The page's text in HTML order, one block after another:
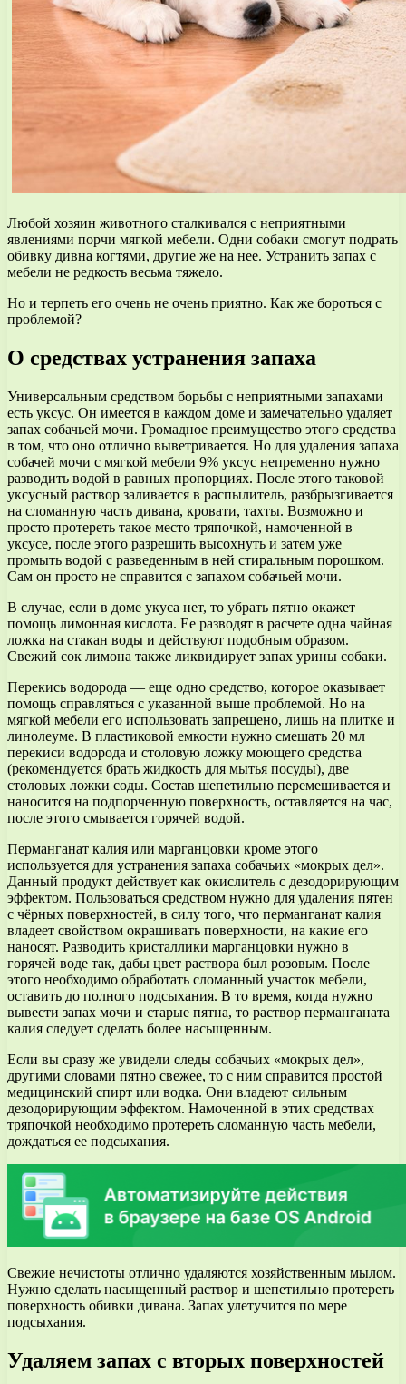
Любой хозяин животного сталкивался с неприятными
явлениями порчи мягкой мебели. Одни собаки смогут подрать
обивку дивна когтями, другие же на нее. Устранить запах с
мебели не редкость весьма тяжело.
Но и терпеть его очень не очень приятно. Как же бороться с
проблемой?
О средствах устранения запаха
Универсальным средством борьбы с неприятными запахами
есть уксус. Он имеется в каждом доме и замечательно удаляет
запах собачьей мочи. Громадное преимущество этого средства
в том, что оно отлично выветривается. Но для удаления запаха
собачей мочи с мягкой мебели 9% уксус непременно нужно
разводить водой в равных пропорциях. После этого таковой
уксусный раствор заливается в распылитель, разбрызгивается
на сломанную часть дивана, кровати, тахты. Возможно и
просто протереть такое место тряпочкой, намоченной в
уксусе, после этого разрешить высохнуть и затем уже
промыть водой с разведенным в ней стиральным порошком.
Сам он просто не справится с запахом собачьей мочи.
В случае, если в доме укуса нет, то убрать пятно окажет
помощь лимонная кислота. Ее разводят в расчете одна чайная
ложка на стакан воды и действуют подобным образом.
Свежий сок лимона также ликвидирует запах урины собаки.
Перекись водорода — еще одно средство, которое оказывает
помощь справляться с указанной выше проблемой. Но на
мягкой мебели его использовать запрещено, лишь на плитке и
линолеуме. В пластиковой емкости нужно смешать 20 мл
перекиси водорода и столовую ложку моющего средства
(рекомендуется брать жидкость для мытья посуды), две
столовых ложки соды. Состав шепетильно перемешивается и
наносится на подпорченную поверхность, оставляется на час,
после этого смывается горячей водой.
Перманганат калия или марганцовки кроме этого
используется для устранения запаха собачьих «мокрых дел».
Данный продукт действует как окислитель с дезодорирующим
эффектом. Пользоваться средством нужно для удаления пятен
с чёрных поверхностей, в силу того, что перманганат калия
владеет свойством окрашивать поверхности, на какие его
наносят. Разводить кристаллики марганцовки нужно в
горячей воде так, дабы цвет раствора был розовым. После
этого необходимо обработать сломанный участок мебели,
оставить до полного подсыхания. В то время, когда нужно
вывести запах мочи и старые пятна, то раствор перманганата
калия следует сделать более насыщенным.
Если вы сразу же увидели следы собачьих «мокрых дел»,
другими словами пятно свежее, то с ним справится простой
медицинский спирт или водка. Они владеют сильным
дезодорирующим эффектом. Намоченной в этих средствах
тряпочкой необходимо протереть сломанную часть мебели,
дождаться ее подсыхания.
Свежие нечистоты отлично удаляются хозяйственным мылом.
Нужно сделать насыщенный раствор и шепетильно протереть
поверхность обивки дивана. Запах улетучится по мере
подсыхания.
Удаляем запах с вторых поверхностей